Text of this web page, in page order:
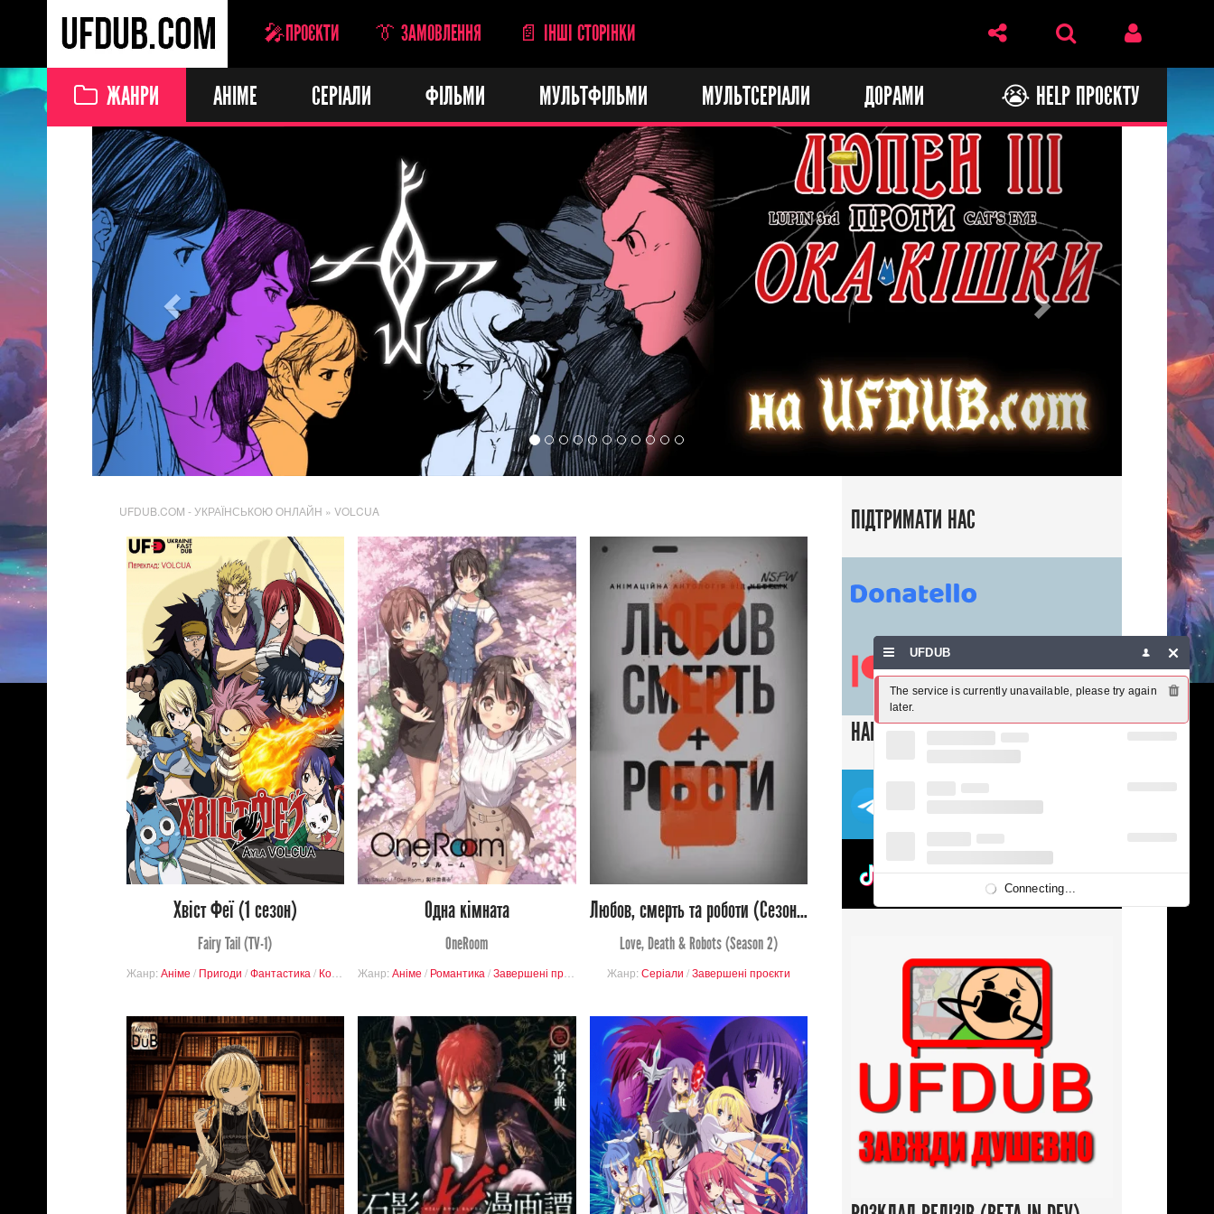
🎤ПРОЄКТИ 👔 ЗАМОВЛЕННЯ 📄 ІНШІ СТОРІНКИ
ЖАНРИ АНІМЕ СЕРІАЛИ ФІЛЬМИ МУЛЬТФІЛЬМИ МУЛЬТСЕРІАЛИ ДОРАМИ 😭 HELP ПРОЄКТУ
Previous Next
UFDUB.COM - УКРАЇНСЬКОЮ ОНЛАЙН » VOLCUA
79 800
Переглядів
51 422
Хвіст Феї (1 cезон)
Fairy Tail (TV-1)
Жанр: Аніме / Пригоди /Фантастика / Комедія /Завершені проєкти
2 951
Переглядів
0 7
Одна кімната
OneRoom
Жанр:Аніме / Романтика /Завершені проєкти Драма
3 826
Переглядів
Любов, смерть та роботи (Сезон 2)
Love, Death & Robots (Season 2)
Жанр:Серіали /Завершені проєкти
7 097 779 3 268
ПІДТРИМАТИ НАС
НАШІ СОЦ. МЕРЕЖІ
ТЕЛЕГРАМ
UFDUBTOK
UFDUB
The service is currently unavailable, please try again
later.
Connecting...